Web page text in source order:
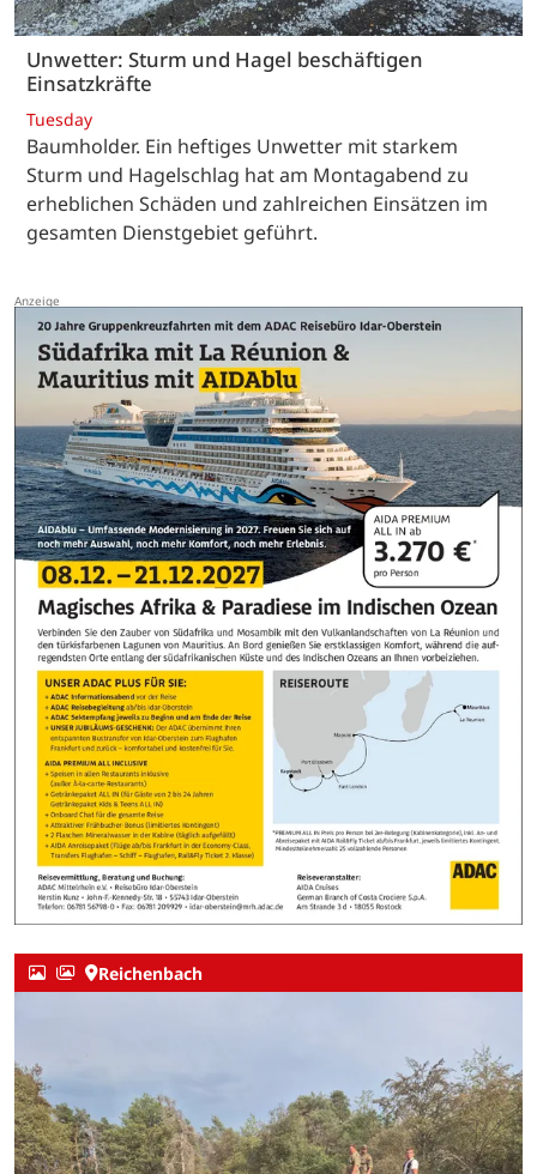
Unwetter: Sturm und Hagel beschäftigen
Einsatzkräfte
Tuesday
Baumholder. Ein heftiges Unwetter mit starkem
Sturm und Hagelschlag hat am Montagabend zu
erheblichen Schäden und zahlreichen Einsätzen im
gesamten Dienstgebiet geführt.
Reichenbach